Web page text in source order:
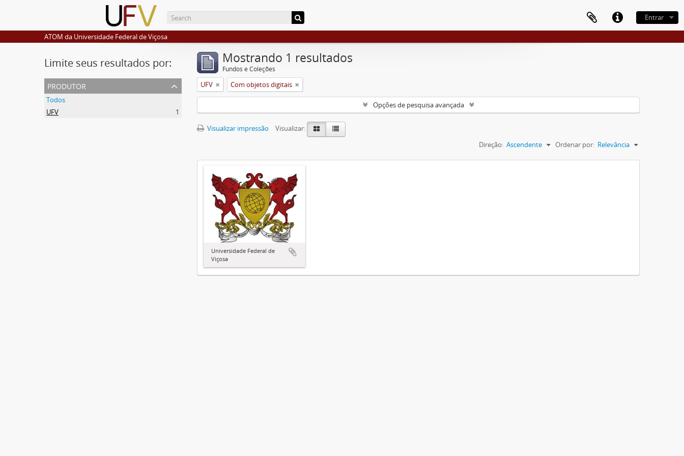
Entrar
ATOM da Universidade Federal de Viçosa
Limite seus resultados por:
produtor
Todos
UFV
1
Mostrando 1 resultados
Fundos e Coleções
UFV Com objetos digitais
Opções de pesquisa avançada
Visualizar impressão
Visualizar:
Ordenar por: Relevância
Direção: Ascendente
Universidade Federal de
Viçosa